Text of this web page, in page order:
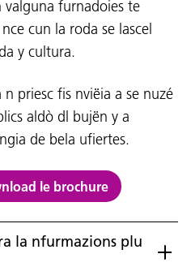
furnadoies te
cun la roda se lascel
y cultura.
priesc fis nviëia a se nuzé
aldò dl bujën y a
de bela ufiertes.
le brochure
la nfurmazions plu